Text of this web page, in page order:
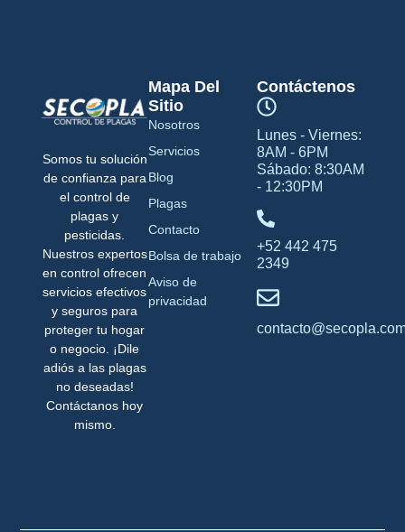
Somos tu solución
de confianza para
el control de
plagas y
pesticidas.
Nuestros expertos
en control ofrecen
servicios efectivos
y seguros para
proteger tu hogar
o negocio. ¡Dile
adiós a las plagas
no deseadas!
Contáctanos hoy
mismo.
Contáctenos
Lunes - Viernes:
8AM - 6PM
Sábado: 8:30AM
- 12:30PM
+52 442 475
2349
Mapa Del
Sitio
Nosotros
Servicios
Blog
Plagas
Contacto
Bolsa de trabajo
Aviso de
privacidad